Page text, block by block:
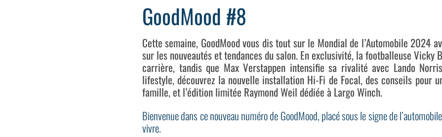
GoodMood #8
Cette semaine, GoodMood vous dis tout sur le Mondial de l’Automobile 2024
sur les nouveautés et tendances du salon. En exclusivité, la footballeuse Vicky
carrière, tandis que Max Verstappen intensifie sa rivalité avec Lando
lifestyle, découvrez la nouvelle installation Hi-Fi de Focal, des conseils pour
famille, et l’édition limitée Raymond Weil dédiée à Largo Winch.
Bienvenue dans ce nouveau numéro de GoodMood, placé sous le signe de
vivre.